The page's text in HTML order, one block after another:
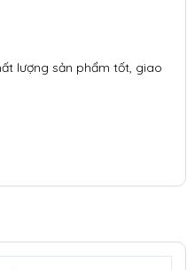
lượng sản phẩm tốt, giao